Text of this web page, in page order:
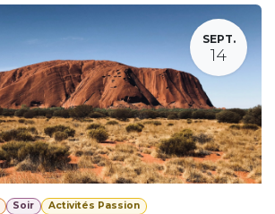
SEPT.
14
Soir Activités Passion